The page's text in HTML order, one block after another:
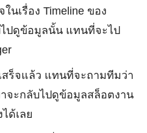
นเรื่อง Timeline ของ
ไปดูข้อมูลนั้น แทนที่จะไป
สร็จแล้ว แทนที่จะถามทีมว่า
จะกลับไปดูข้อมูลสล็อตงาน
ด้เลย